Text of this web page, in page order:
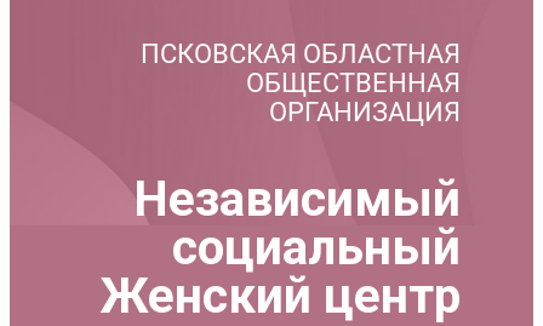
ПСКОВСКАЯ ОБЛАСТНАЯ
ОБЩЕСТВЕННАЯ
ОРГАНИЗАЦИЯ
Независимый
социальный
Женский центр